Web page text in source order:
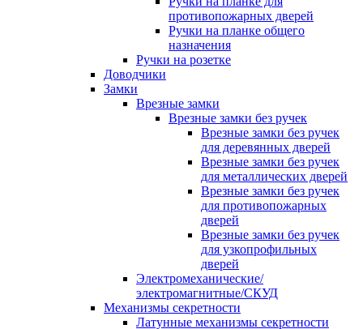
противопожарных дверей
Ручки на планке общего
назначения
Ручки на розетке
Доводчики
Замки
Врезные замки
Врезные замки без ручек
Врезные замки без ручек
для деревянных дверей
Врезные замки без ручек
для металлических дверей
Врезные замки без ручек
для противопожарных
дверей
Врезные замки без ручек
для узкопрофильных
дверей
Электромеханические/
электромагнитные/СКУД
Механизмы секретности
Латунные механизмы секретности